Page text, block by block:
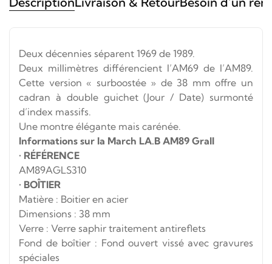
Deux décennies séparent 1969 de 1989.
Deux millimètres différencient l’AM69 de l’AM89.
Cette version « surboostée » de 38 mm offre un
cadran à double guichet (Jour / Date) surmonté
d’index massifs.
Une montre élégante mais carénée.
Informations sur la March LA.B AM89 Grall
• RÉFÉRENCE
AM89AGLS310
• BOÎTIER
Matière : Boitier en acier
Dimensions : 38 mm
Verre : Verre saphir traitement antireflets
Fond de boîtier : Fond ouvert vissé avec gravures
spéciales